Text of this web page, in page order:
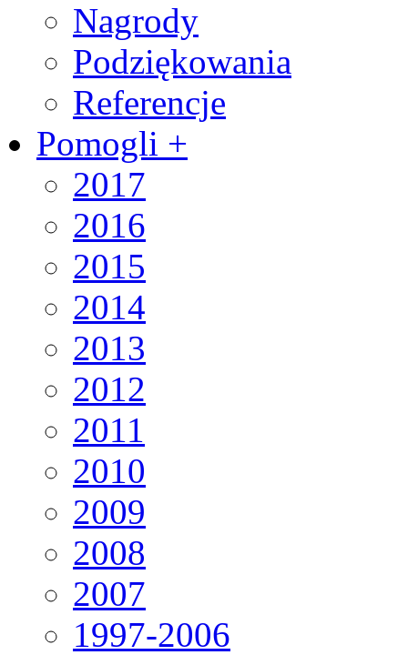
Nagrody
Podziękowania
Referencje
Pomogli +
2017
2016
2015
2014
2013
2012
2011
2010
2009
2008
2007
1997-2006